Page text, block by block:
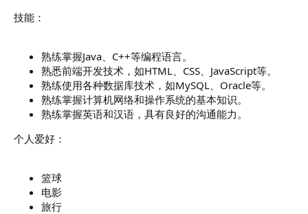
技能：
熟练掌握Java、C++等编程语言。
熟悉前端开发技术，如HTML、CSS、JavaScript等。
熟练使用各种数据库技术，如MySQL、Oracle等。
熟练掌握计算机网络和操作系统的基本知识。
熟练掌握英语和汉语，具有良好的沟通能力。
个人爱好：
篮球
电影
旅行